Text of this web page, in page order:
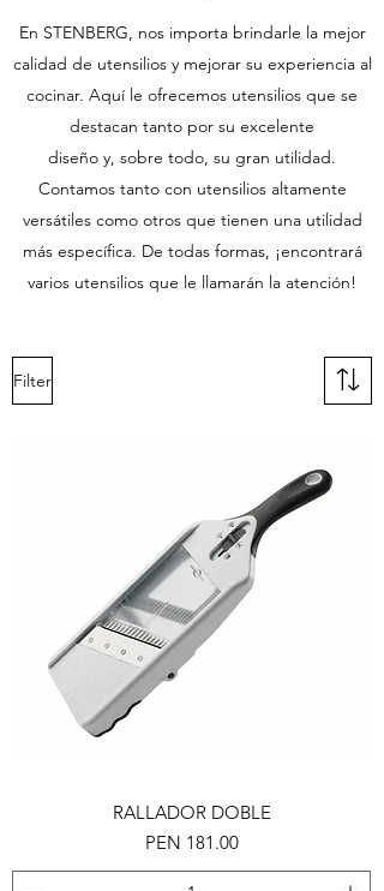
En STENBERG, nos importa brindarle la mejor
calidad de utensilios y mejorar su experiencia al
cocinar. Aquí le ofrecemos utensilios que se
destacan tanto por su excelente
diseño y, sobre todo, su gran utilidad.
Contamos tanto con utensilios altamente
versátiles como otros que tienen una utilidad
más específica. De todas formas, ¡encontrará
varios utensilios que le llamarán la atención!
Filter
RALLADOR DOBLE
Price
PEN 181.00